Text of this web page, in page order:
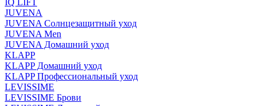
IQ LIFT
JUVENA
JUVENA Солнцезащитный уход
JUVENA Men
JUVENA Домашний уход
KLAPP
KLAPP Домашний уход
KLAPP Профессиональный уход
LEVISSIME
LEVISSIME Брови